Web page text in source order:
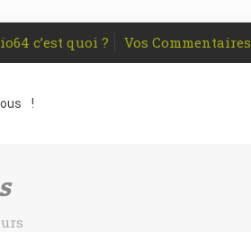
c’est quoi ? Vos Commentaires
!